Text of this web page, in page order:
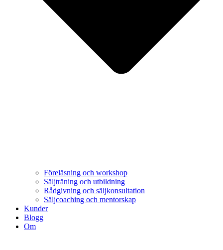
Föreläsning och workshop
Säljträning och utbildning
Rådgivning och säljkonsultation
Säljcoaching och mentorskap
Kunder
Blogg
Om